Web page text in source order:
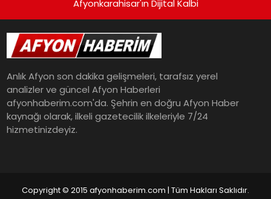
SAĞLIK
TEKNOLOJI
Afyonkarahisar'ın Dijital Kalbi
Anlık Afyon son dakika gelişmeleri, tarafsız yerel
analizler ve güncel Afyon Haberleri
afyonhaberim.com'da. Şehrin en doğru Afyon Haber
kaynağı olarak, ilkeli gazetecilik ilkeleriyle 7/24
hizmetinizdeyiz.
Copyright © 2015 afyonhaberim.com | Tüm Hakları Saklıdır.